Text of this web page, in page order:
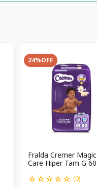
24%OFF
Fralda Cremer Magic
Care Hiper Tam G 60
☆☆☆☆☆ (0)